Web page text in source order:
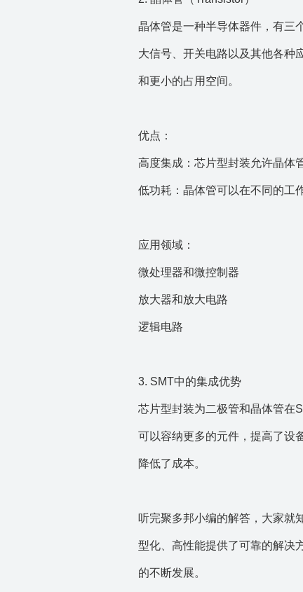
晶体管是一种半导体器件，有三
大信号、开关电路以及其他各种
和更小的占用空间。
优点：
高度集成：芯片型封装允许晶体
低功耗：晶体管可以在不同的工
应用领域：
微处理器和微控制器
放大器和放大电路
逻辑电路
3. SMT中的集成优势
芯片型封装为二极管和晶体管在
可以容纳更多的元件，提高了设
降低了成本。
听完聚多邦小编的解答，大家就
型化、高性能提供了可靠的解决
的不断发展。